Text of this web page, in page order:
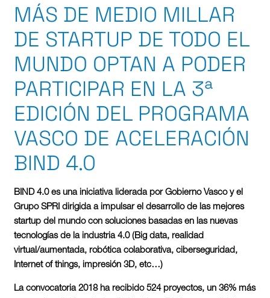
MÁS DE MEDIO MILLAR
DE STARTUP DE TODO EL
MUNDO OPTAN A PODER
PARTICIPAR EN LA 3ª
EDICIÓN DEL PROGRAMA
VASCO DE ACELERACIÓN
BIND 4.0
BIND 4.0 es una iniciativa liderada por Gobierno Vasco y el
Grupo SPRI dirigida a impulsar el desarrollo de las mejores
startup del mundo con soluciones basadas en las nuevas
tecnologías de la industria 4.0 (Big data, realidad
virtual/aumentada, robótica colaborativa, ciberseguridad,
Internet of things, impresión 3D, etc…)
La convocatoria 2018 ha recibido 524 proyectos, un 36% más